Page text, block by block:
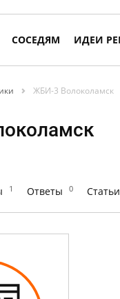
СОСЕДЯМ ИДЕИ
ЖБИ-3 Волоколамск
1 Ответы 0 Статьи